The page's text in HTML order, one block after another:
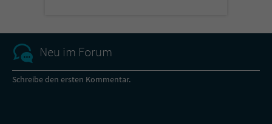
Neu im Forum
Schreibe den ersten Kommentar.